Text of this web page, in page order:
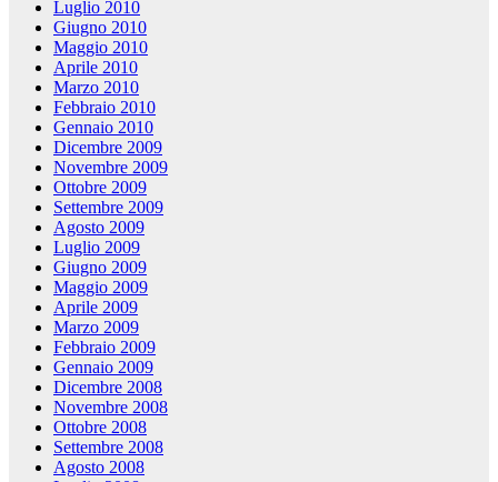
Luglio 2010
Giugno 2010
Maggio 2010
Aprile 2010
Marzo 2010
Febbraio 2010
Gennaio 2010
Dicembre 2009
Novembre 2009
Ottobre 2009
Settembre 2009
Agosto 2009
Luglio 2009
Giugno 2009
Maggio 2009
Aprile 2009
Marzo 2009
Febbraio 2009
Gennaio 2009
Dicembre 2008
Novembre 2008
Ottobre 2008
Settembre 2008
Agosto 2008